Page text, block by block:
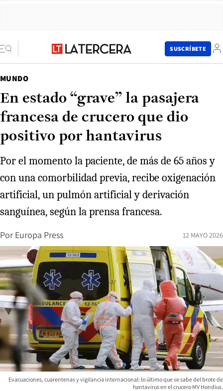
SUSCRÍBETE
MUNDO
En estado “grave” la pasajera
francesa de crucero que dio
positivo por hantavirus
Por el momento la paciente, de más de 65 años y
con una comorbilidad previa, recibe oxigenación
artificial, un pulmón artificial y derivación
sanguínea, según la prensa francesa.
Por Europa Press 12 MAYO 2026
Evacuaciones, cuarentenas y vigilancia internacional: lo último que se sabe del brote de
hantavirus en el crucero MV Hondius.